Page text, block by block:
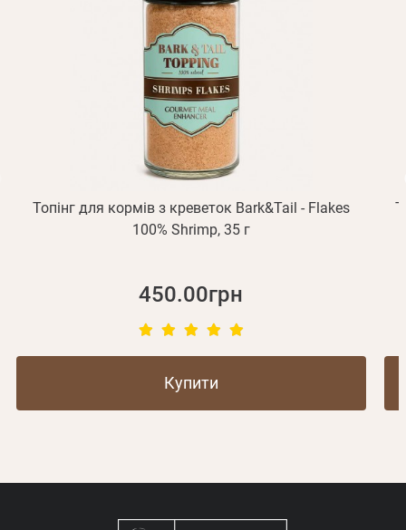
Топінг для кормів з креветок Bark&Tail - Flakes
100% Shrimp, 35 г
450.00грн
Купити
Відправити
Реєстрація
або з допомогою
Отримувати повідомлення про новинки, знижки, акції
Зареєструватися
Відправити
Згадали пароль?
Не прийшов лист?Повторити відправку
обліковий запис не підтверджена